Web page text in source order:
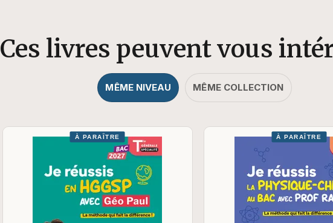
Ces livres peuvent vous
MÊME NIVEAU MÊME COLLECTION
À PARAÎTRE À PARAÎTRE